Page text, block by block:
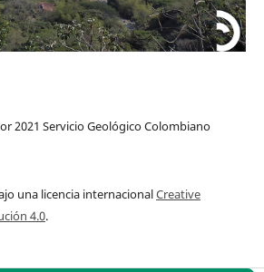
2021 Servicio Geológico Colombiano
una licencia internacionalCreative
4.0.